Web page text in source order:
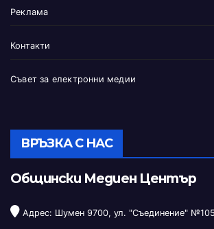
Реклама
Контакти
Съвет за електронни медии
ВРЪЗКА С НАС
Общински Медиен Център
Адрес: Шумен 9700, ул. "Съединение" №105